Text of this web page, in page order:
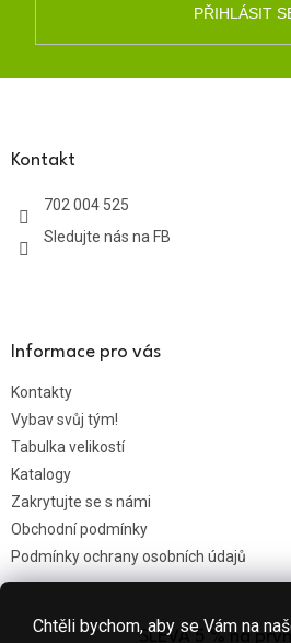
Chtěli bychom, aby se Vám na
PŘIHLÁSIT
Kontakt
702 004 525
Sledujte nás na FB
Informace pro vás
Kontakty
Vybav svůj tým!
Tabulka velikostí
Katalogy
Zakrytujte se s námi
Obchodní podmínky
Podmínky ochrany osobních údajů
SLEVA 5 % na